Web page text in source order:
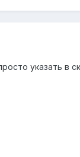
указать в